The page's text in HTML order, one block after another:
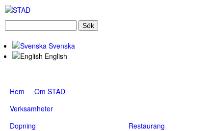
S
T
D
S
e
c
h
k
Svenska
English
S
u
p
Hem
Om STAD
Verksamheter
Dopning
Restaurang